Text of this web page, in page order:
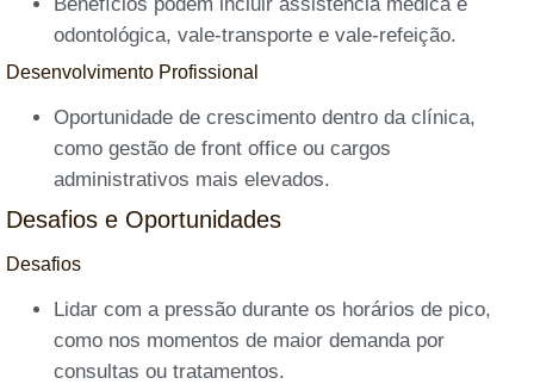
odontológica, vale-transporte e vale-refeição.
Desenvolvimento Profissional
Oportunidade de crescimento dentro da clínica,
como gestão de front office ou cargos
administrativos mais elevados.
Desafios e Oportunidades
Desafios
Lidar com a pressão durante os horários de pico,
como nos momentos de maior demanda por
consultas ou tratamentos.